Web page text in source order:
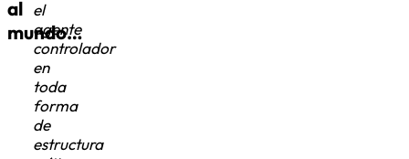
al
mundo…
el
agente
controlador
en
toda
forma
de
estructura